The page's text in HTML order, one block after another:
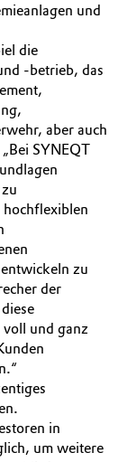
und
die
-betrieb, das
aber auch
SYNEQT
zu
der
und ganz
in
um weitere